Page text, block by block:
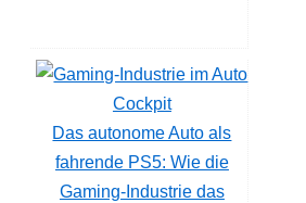
Das autonome Auto als
fahrende PS5: Wie die
Gaming-Industrie das